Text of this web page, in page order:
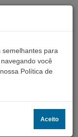
Buscar
semelhantes para
você
Política de
Aceito